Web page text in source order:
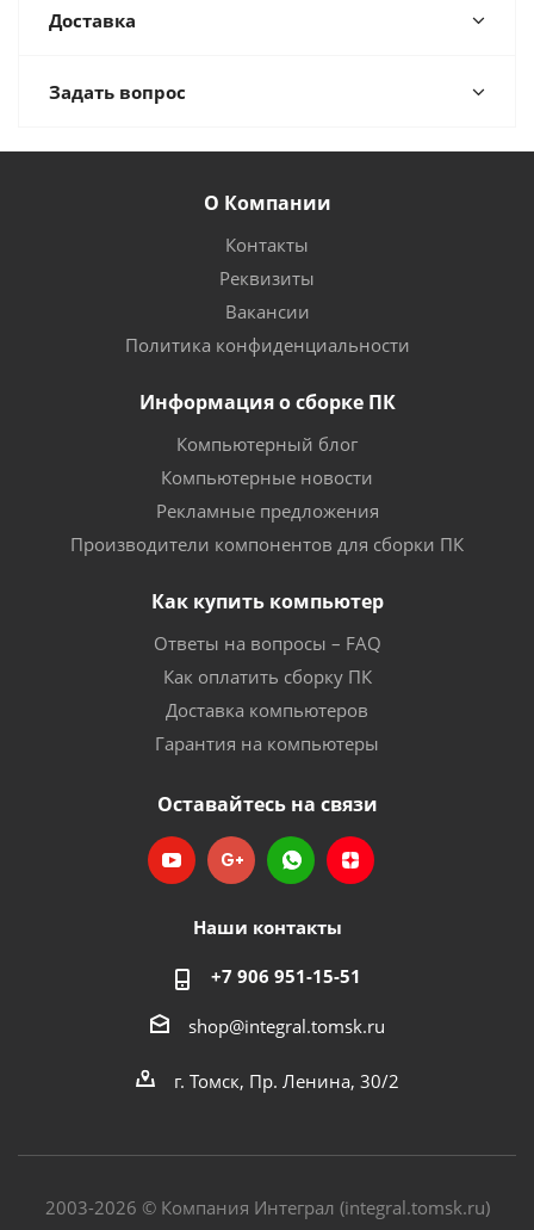
Доставка
Задать вопрос
О Компании
Контакты
Реквизиты
Вакансии
Политика конфиденциальности
Информация о сборке ПК
Компьютерный блог
Компьютерные новости
Рекламные предложения
Производители компонентов для сборки ПК
Как купить компьютер
Ответы на вопросы – FAQ
Как оплатить сборку ПК
Доставка компьютеров
Гарантия на компьютеры
Оставайтесь на связи
Наши контакты
+7 906 951-15-51
shop@integral.tomsk.ru
г. Томск, Пр. Ленина, 30/2
2003-2026 © Компания Интеграл (integral.tomsk.ru)